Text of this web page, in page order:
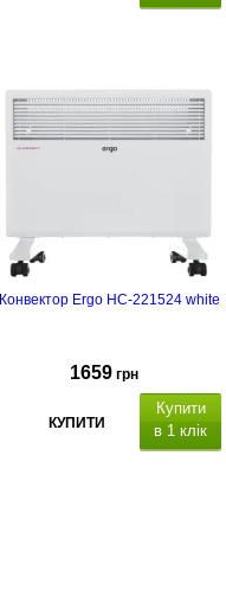
Конвектор Ergo HC-221524 white
1659 грн
КУПИТИ
Купити
в 1 клік